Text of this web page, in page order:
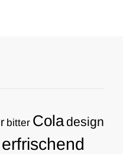
bitter Coladesign
erfrischend